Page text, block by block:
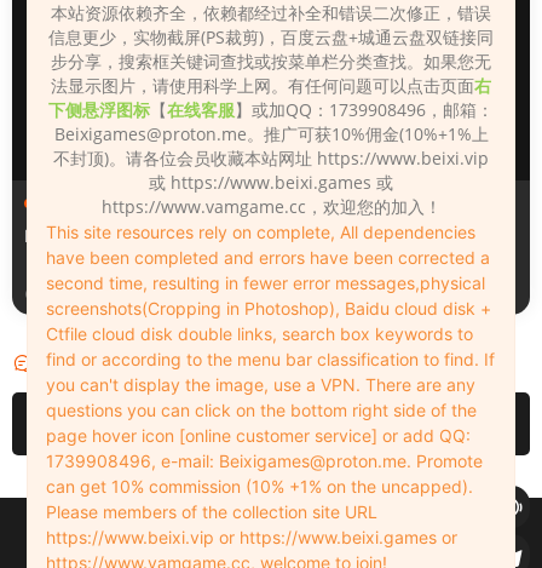
人物（Looks）
Monica_2_2_2
1天前
人物（Looks）
Lizhen2025
2天前
评论 0
请先登录
Copyleft © 2022-2026 beixi.vip - All Rights Freedom！
创作不易！有能力的同学可以去支持一下原创作者（我们绝对支持），当然
本站资源依赖齐全，依赖都经过补全和错误二次修正，错误
信息更少，实物截屏(PS裁剪)，百度云盘+城通云盘双链接同
步分享，搜索框关键词查找或按菜单栏分类查找。如果您无
法显示图片，请使用科学上网。有任何问题可以点击页面右
下侧悬浮图标 【在线客服】或加QQ：1739908496，邮箱：
Beixigames@proton.me。推广可获10%佣金(10%+1%上
不封顶)。请各位会员收藏本站网址 https://www.beixi.vip
或 https://www.beixi.games 或
https://www.vamgame.cc，欢迎您的加入！
This site resources rely on complete, All dependencies
have been completed and errors have been corrected a
second time, resulting in fewer error messages,physical
screenshots(Cropping in Photoshop), Baidu cloud disk +
Ctfile cloud disk double links, search box keywords to
find or according to the menu bar classification to find. If
you can't display the image, use a VPN. There are any
questions you can click on the bottom right side of the
page hover icon [online customer service] or add QQ:
1739908496, e-mail: Beixigames@proton.me. Promote
can get 10% commission (10% +1% on the uncapped).
Please members of the collection site URL
https://www.beixi.vip or https://www.beixi.games or
https://www.vamgame.cc, welcome to join!